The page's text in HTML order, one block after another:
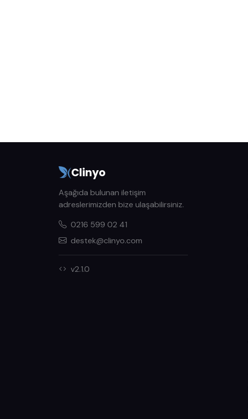
Clinyo
Aşağıda bulunan iletişim
adreslerimizden bize ulaşabilirsiniz.
0216 599 02 41
destek@clinyo.com
v2.1.0